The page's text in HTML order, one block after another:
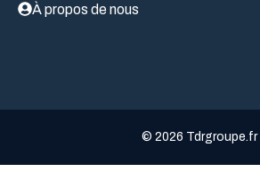
À propos de nous
© 2026 Tdrgroupe.fr